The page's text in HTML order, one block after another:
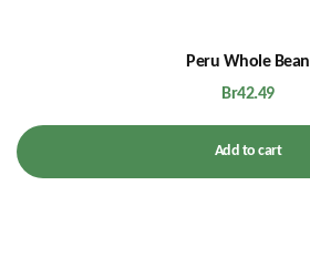
Peru Whole Bean
Br42.49
Add to cart